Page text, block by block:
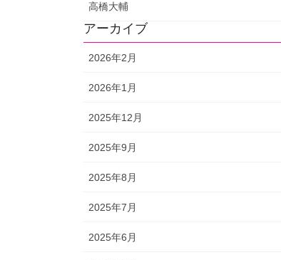
高橋大輔
アーカイブ
2026年2月
2026年1月
2025年12月
2025年9月
2025年8月
2025年7月
2025年6月